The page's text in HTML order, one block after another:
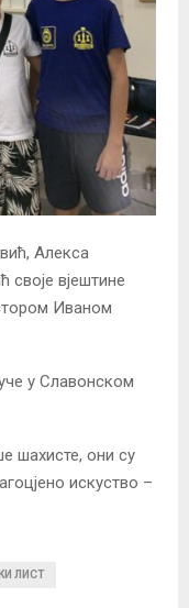
Алекса
вјештине
Иваном
у Славонском
шахисте, они су
искуство –
ЛИСТ